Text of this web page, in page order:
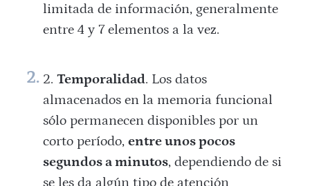
limitada de información, generalmente
entre 4 y 7 elementos a la vez.
Temporalidad. Los datos
almacenados en la memoria funcional
sólo permanecen disponibles por un
corto período, entre unos pocos
segundos a minutos, dependiendo de si
se les da algún tipo de atención